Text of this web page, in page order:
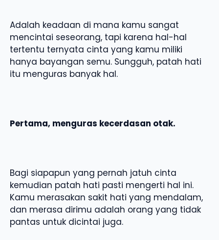
Adalah keadaan di mana kamu sangat
mencintai seseorang, tapi karena hal-hal
tertentu ternyata cinta yang kamu miliki
hanya bayangan semu. Sungguh, patah hati
itu menguras banyak hal.
Pertama, menguras kecerdasan otak.
Bagi siapapun yang pernah jatuh cinta
kemudian patah hati pasti mengerti hal ini.
Kamu merasakan sakit hati yang mendalam,
dan merasa dirimu adalah orang yang tidak
pantas untuk dicintai juga.